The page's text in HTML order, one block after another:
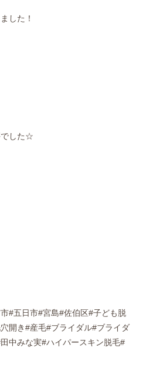
した！
でした☆
#五日市#宮島#佐伯区#子ども脱
開き#産毛#ブライダル#ブライダ
中みな実#ハイパースキン脱毛#